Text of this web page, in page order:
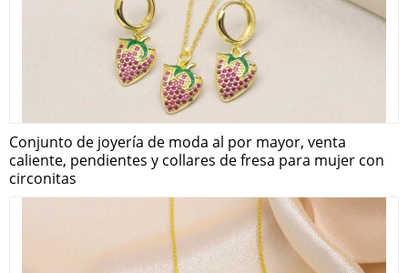
Conjunto de joyería de moda al por mayor, venta
caliente, pendientes y collares de fresa para mujer con
circonitas